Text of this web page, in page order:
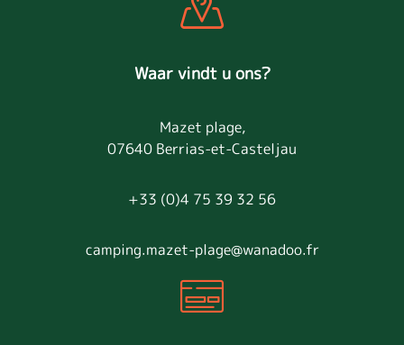
Waar vindt u ons?
Mazet plage,
07640 Berrias-et-Casteljau
+33 (0)4 75 39 32 56
camping.mazet-plage@wanadoo.fr